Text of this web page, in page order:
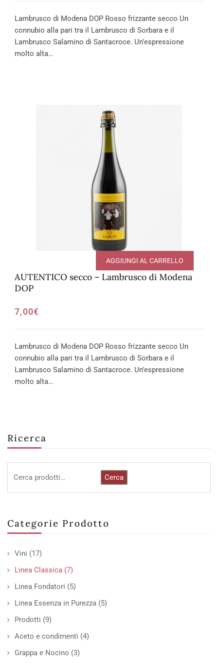
Ricerca
Cerca
Categorie Prodotto
Vini (17)
Linea Classica (7)
Linea Fondatori (5)
Linea Essenza in Purezza (5)
Prodotti (9)
Aceto e condimenti (4)
Grappa e Nocino (3)
Lambrusco di Modena DOP Rosso frizzante secco Un
connubio alla pari tra il Lambrusco di Sorbara e il
Lambrusco Salamino di Santacroce. Un’espressione
molto alta…
AUTENTICO secco – Lambrusco di Modena
DOP
7,00€
AGGIUNGI AL CARRELLO
Lambrusco di Modena DOP Rosso frizzante secco Un
connubio alla pari tra il Lambrusco di Sorbara e il
Lambrusco Salamino di Santacroce. Un’espressione
molto alta…